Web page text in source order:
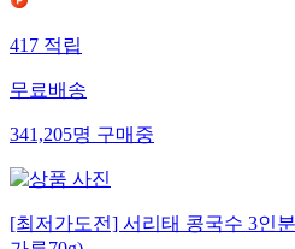
417 적립
무료배송
341,205명 구매중
[최저가도전] 서리태 콩국수 3인